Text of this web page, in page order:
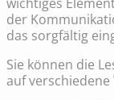
der
das sorgfältig
Sie können die
auf verschiedene